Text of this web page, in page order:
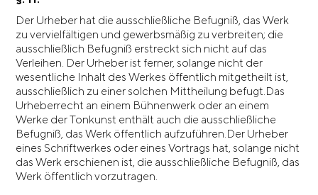
Der Urheber hat die ausschließliche Befugniß, das Werk
zu vervielfältigen und gewerbsmäßig zu verbreiten; die
ausschließlich Befugniß erstreckt sich nicht auf das
Verleihen. Der Urheber ist ferner, solange nicht der
wesentliche Inhalt des Werkes öffentlich mitgetheilt ist,
ausschließlich zu einer solchen Mittheilung befugt.Das
Urheberrecht an einem Bühnenwerk oder an einem
Werke der Tonkunst enthält auch die ausschließliche
Befugniß, das Werk öffentlich aufzuführen.Der Urheber
eines Schriftwerkes oder eines Vortrags hat, solange nicht
das Werk erschienen ist, die ausschließliche Befugniß, das
Werk öffentlich vorzutragen.